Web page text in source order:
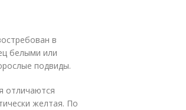
в
белыми или
подвиды.
отличаются
желтая. По